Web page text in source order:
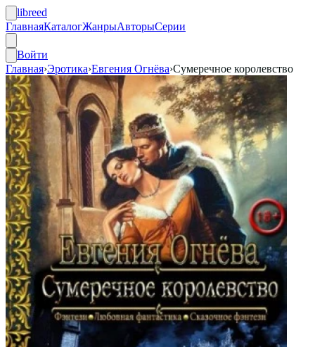
libreed
ГлавнаяКаталогЖанрыАвторыСерии
Войти
Главная›Эротика›Евгения Огнёва›Сумеречное королевство